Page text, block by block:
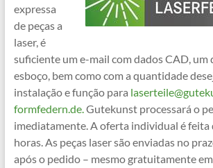
expressa
de peças a
laser, é
suficiente um e-mail com dados CAD, um
esboço, bem como com a quantidade
instalação e função para
formfedern.de.Gutekunst processará o
imediatamente. A oferta individual é feita
horas. As peças laser são enviadas no
após o pedido – mesmo gratuitamente